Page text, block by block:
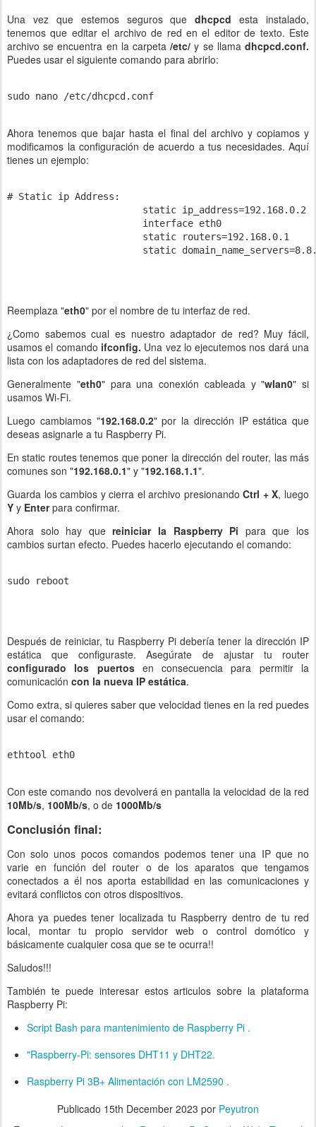
Una vez que estemos seguros quedhcpcd esta instalado,
tenemos que editar el archivo de red en el editor de texto. Este
archivo se encuentra en la carpeta/etc/ y se llamadhcpcd.conf.
Puedes usar el siguiente comando para abrirlo:
sudo nano /etc/dhcpcd.conf
Ahora tenemos que bajar hasta el final del archivo y copiamos y
modificamos la configuración de acuerdo a tus necesidades. Aquí
tienes un ejemplo:
# Static ip Address:
Reemplaza "eth0" por el nombre de tu interfaz de red.
¿Como sabemos cual es nuestro adaptador de red? Muy fácil,
usamos el comando ifconfig. Una vez lo ejecutemos nos dará una
lista con los adaptadores de red del sistema.
Generalmente "eth0" para una conexión cableada y "wlan0" si
usamos Wi-Fi.
Luego cambiamos "192.168.0.2" por la dirección IP estática que
deseas asignarle a tu Raspberry Pi.
En static routes tenemos que poner la dirección del router, las más
comunes son "192.168.0.1" y "192.168.1.1".
Guarda los cambios y cierra el archivo presionandoCtrl + X, luego
Y y Enterpara confirmar.
Ahora solo hay quereiniciar la Raspberry Pi para que los
cambios surtan efecto. Puedes hacerlo ejecutando el comando:
sudo reboot
Después de reiniciar, tu Raspberry Pi debería tener la dirección IP
estática que configuraste. Asegúrate de ajustar tu router
configurado los puertosen consecuencia para permitir la
comunicación con la nueva IP estática.
Como extra, si quieres saber que velocidad tienes en la red puedes
usar el comando:
ethtool eth0
Con este comando nos devolverá en pantalla la velocidad de la red
10Mb/s, 100Mb/s, o de 1000Mb/s
Conclusión final:
Con solo unos pocos comandos podemos tener una IP que no
varie en función del router o de los aparatos que tengamos
conectados a él nos aporta estabilidad en las comunicaciones y
evitará conflictos con otros dispositivos.
Ahora ya puedes tener localizada tu Raspberry dentro de tu red
local, montar tu propio servidor web o control domótico y
básicamente cualquier cosa que se te ocurra!!
Saludos!!!
También te puede interesar estos articulos sobre la plataforma
Raspberry Pi:
Script Bash para mantenimiento de Raspberry Pi .
"Raspberry-Pi: sensores DHT11 y DHT22.
Raspberry Pi 3B+ Alimentación con LM2590 .
Publicado 15th December 2023 por Peyutron